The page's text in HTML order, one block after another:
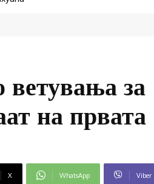
ветувања за
на првата
X WhatsApp Viber